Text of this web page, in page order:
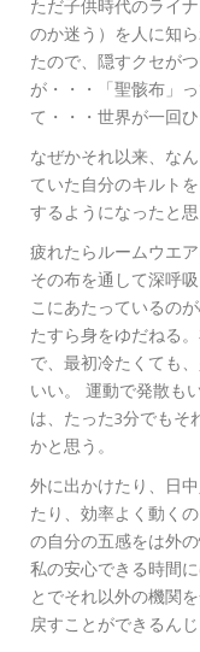
ただ子供時代のライ
のか迷う）を人に知
たので、隠すクセが
が・・・「聖骸布」
て・・・世界が一回
なぜかそれ以来、な
ていた自分のキルト
するようになったと思
疲れたらルームウエ
その布を通して深呼
こにあたっているの
たすら身をゆだねる
で、最初冷たくても
いい。 運動で発散も
は、たった3分でもそ
かと思う。
外に出かけたり、日
たり、効率よく動く
の自分の五感をは外
私の安心できる時間
とでそれ以外の機関
戻すことができるん